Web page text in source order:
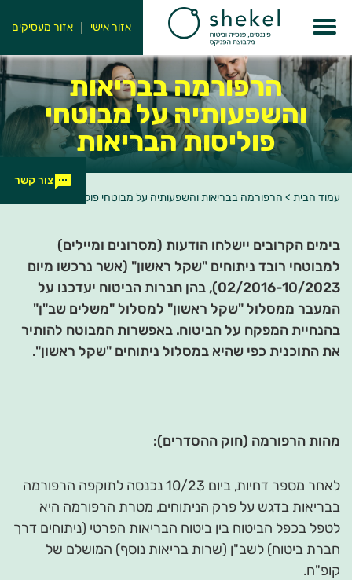
אזור אישי אזור מעסיקים
הרפורמה בבריאות
והשפעותיה על מבוטחי
פוליסות הבריאות
עמוד הבית > הרפורמה בבריאות והשפעותיה על מבוטחי פוליסות הבריאות
בימים הקרובים יישלחו הודעות (מסרונים ומיילים)
למבוטחי רובד ניתוחים "שקל ראשון" (אשר נרכשו מיום
02/2016-10/2023), בהן חברות הביטוח יעדכנו על
המעבר ממסלול "שקל ראשון" למסלול "משלים שב"ן"
בהנחיית המפקח על הביטוח. באפשרות המבוטח להותיר
את התוכנית כפי שהיא במסלול ניתוחים "שקל ראשון".
מהות הרפורמה (חוק ההסדרים):
לאחר מספר דחיות, ביום 10/23 נכנסה לתוקפה הרפורמה
בבריאות בדגש על פרק הניתוחים, מטרת הרפורמה היא
לטפל בכפל הביטוח בין ביטוח הבריאות הפרטי (ניתוחים דרך
חברת ביטוח) לשב"ן (שרות בריאות נוסף) המושלם של
קופ"ח.
צור קשר